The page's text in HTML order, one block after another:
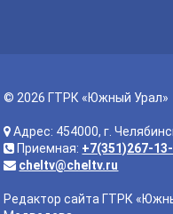
© 2026 ГТРК «Южный Урал»
Адрес: 454000, г.
Приемная: +7(351)267-
cheltv@cheltv.ru
Редактор сайта ГТРК